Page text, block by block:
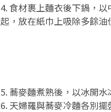
4. 食材裹上麵衣後下鍋，
起，放在紙巾上吸除多餘油
5. 蕎麥麵煮熟後，以冰開水
6. 天婦羅與蕎麥冷麵各別擺